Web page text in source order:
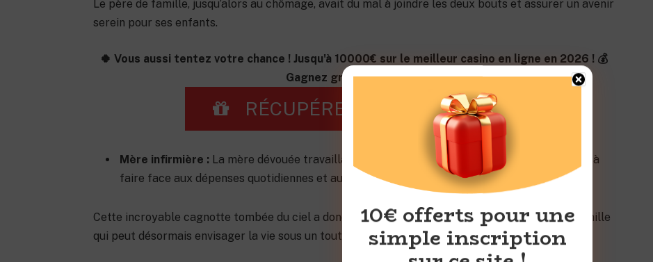
Le père de famille, jusqu’alors au chômage, avait du mal à joindre les deux bouts et assurer un avenir
serein pour ses enfants.
🍀 Vous aussi tentez votre chance ! Jusqu'à 10000€ sur le meilleur casino en ligne en 2026 ! 💰
Gagnez gros aujourd'hui !
RÉCUPÉREZ VOTRE BONUS
Mère infirmière : La mère dévouée travaillait en tant qu’infirmière, mais peinait également à
faire face aux dépenses quotidiennes et aux désirs croissants de leur progéniture.
Cette incroyable cagnotte tombée du ciel a donc eu l’effet d’un véritable miracle pour cette famille
qui peut désormais envisager la vie sous un tout autre angle.
10€ offerts pour une
simple inscription